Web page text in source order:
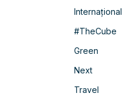
Internațional
#TheCube
Green
Next
Travel